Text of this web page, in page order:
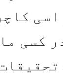
کسی